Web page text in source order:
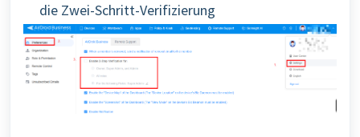
die Zwei-Schritt-Verifizierung